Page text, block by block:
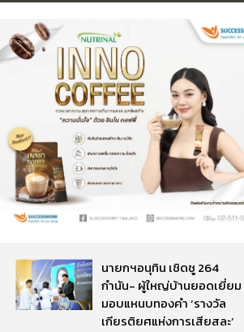
นายกฯอนุทิน เชิดชู 264
กำนัน- ผู้ใหญ่บ้านยอดเยี่ยม
มอบแหนบทองคำ ‘รางวัล
เกียรติยศแห่งการเสียสละ’